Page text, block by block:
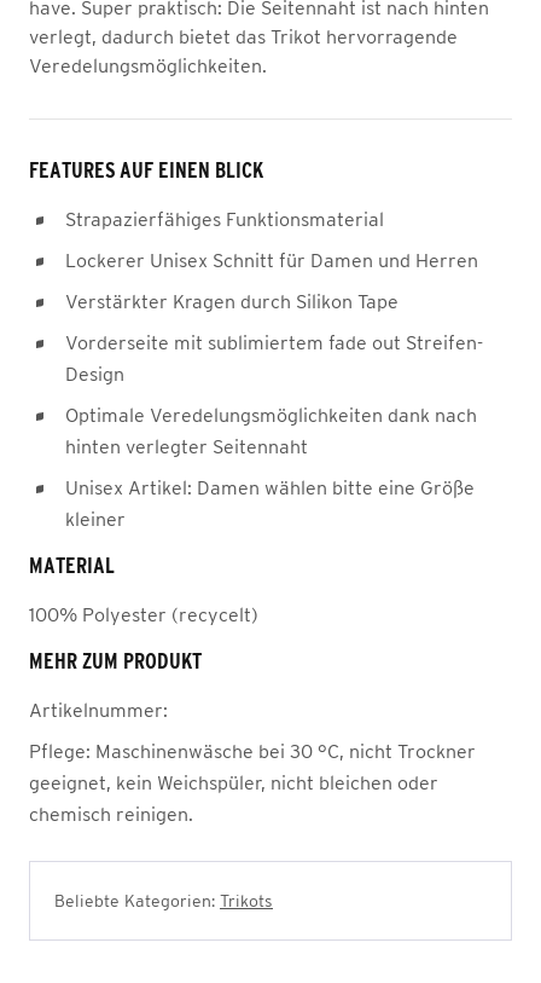
have. Super praktisch: Die Seitennaht ist nach hinten
verlegt, dadurch bietet das Trikot hervorragende
Veredelungsmöglichkeiten.
FEATURES AUF EINEN BLICK
Strapazierfähiges Funktionsmaterial
Lockerer Unisex Schnitt für Damen und Herren
Verstärkter Kragen durch Silikon Tape
Vorderseite mit sublimiertem fade out Streifen-
Design
Optimale Veredelungsmöglichkeiten dank nach
hinten verlegter Seitennaht
Unisex Artikel: Damen wählen bitte eine Größe
kleiner
MATERIAL
100% Polyester (recycelt)
MEHR ZUM PRODUKT
Artikelnummer:
Pflege: Maschinenwäsche bei 30 °C, nicht Trockner
geeignet, kein Weichspüler, nicht bleichen oder
chemisch reinigen.
Beliebte Kategorien: Trikots